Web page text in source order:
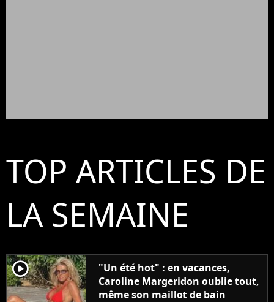
TOP ARTICLES DE
LA SEMAINE
player2
"Un été hot" : en vacances,
Caroline Margeridon oublie tout,
même son maillot de bain